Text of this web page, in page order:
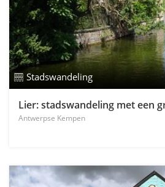
Stadswandeling
Lier: stadswandeling met een
Antwerpse Kempen